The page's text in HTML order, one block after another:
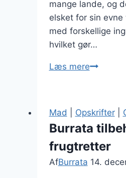
mange lande, og
elsket for sin
med forskellige
hvilket gør…
Læs mereBurrata
brunch
Mad Opskrifter|
Burrata
frugtretter
AfBurrata 14.